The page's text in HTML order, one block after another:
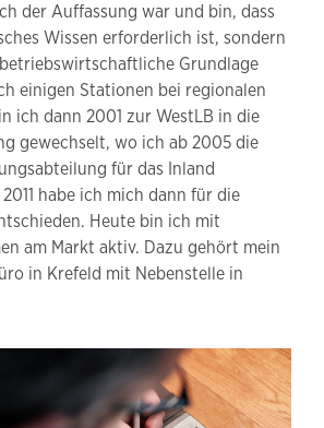
der Auffassung war und bin, dass
Wissen erforderlich ist, sondern
Grundlage
einigen Stationen bei regionalen
ich dann 2001 zur WestLB in die
gewechselt, wo ich ab 2005 die
für das Inland
habe ich mich dann für die
Heute bin ich mit
am Markt aktiv. Dazu gehört mein
in Krefeld mit Nebenstelle in